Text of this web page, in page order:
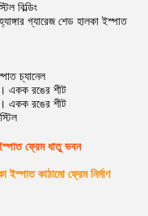
বিল্ডিং
গ্যারেজ শেড হালকা ইস্পাত
চ্যানেল
একক রঙের শীট
একক রঙের শীট
ফ্রেম ধাতু ভবন
ইস্পাত কাঠামো ফ্রেম নির্মাণ